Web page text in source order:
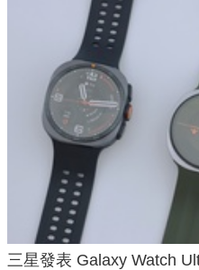
三星發表 Galaxy Watch